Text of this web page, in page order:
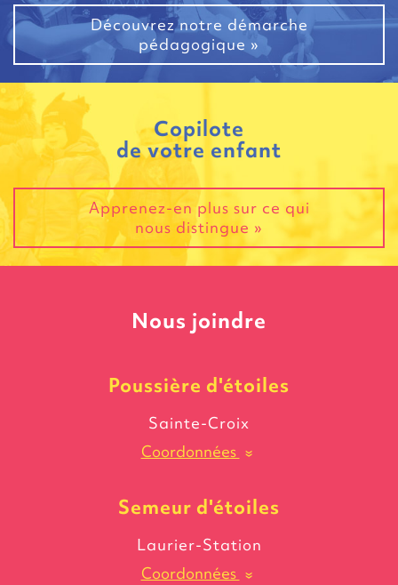
Découvrez notre démarche
pédagogique »
Copilote
de votre enfant
Apprenez-en plus sur ce qui
nous distingue »
Nous joindre
Poussière d'étoiles
Sainte-Croix
Coordonnées
»
Semeur d'étoiles
Laurier-Station
Coordonnées
»